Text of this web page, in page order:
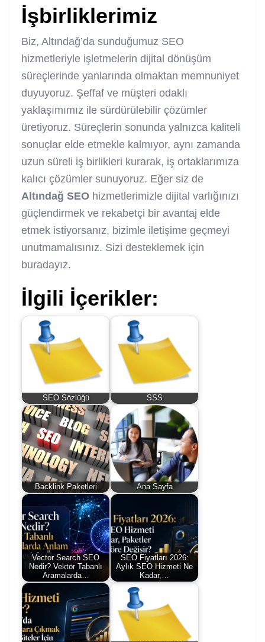
İşbirliklerimiz
Biz, Altındağ’da sunduğumuz SEO
hizmetleriyle işletmelerin dijital dönüşüm
süreçlerinde yanlarında olmaktan memnuniyet
duyuyoruz. Şeffaf ve müşteri odaklı
yaklaşımımız ile sürdürülebilir çözümler
üretiyoruz. Süreçlerin sonunda yalnızca kaliteli
sonuçlar elde etmekle kalmıyor, aynı zamanda
uzun süreli iş birlikleri kurarak, iş ortaklarımıza
kalıcı çözümler sunuyoruz. Eğer siz de
Altındağ SEO hizmetlerimizle dijital varlığınızı
güçlendirmek ve rekabetçi bir avantaj elde
etmek istiyorsanız, bizimle iletişime geçmeyi
unutmamalısınız. Sizi desteklemek için
buradayız.
İlgili İçerikler:
SEO Sözlüğü SSS
Backlink Paketleri Ana Sayfa
Vector Search SEO
Nedir? Vektör Tabanlı
Aramalarda…
SEO Fiyatları 2026:
Aylık SEO Hizmeti Ne
Kadar,…